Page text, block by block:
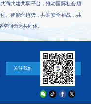
商共建共享平台，推动国际社会顺
、智能化趋势，共迎安全挑战，共
空间命运共同体。
关注我们